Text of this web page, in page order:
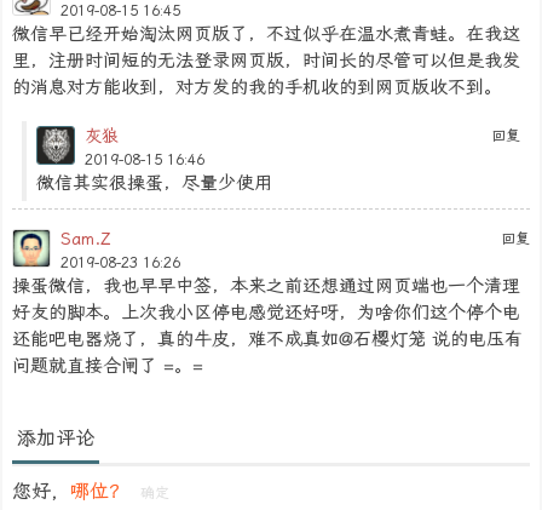
2019-08-15 16:45
微信早已经开始淘汰网页版了，不过似乎在温水煮青蛙。在我这
里，注册时间短的无法登录网页版，时间长的尽管可以但是我发
的消息对方能收到，对方发的我的手机收的到网页版收不到。
回复
灰狼
2019-08-15 16:46
微信其实很操蛋，尽量少使用
回复
Sam.Z
2019-08-23 16:26
操蛋微信，我也早早中签，本来之前还想通过网页端也一个清理
好友的脚本。上次我小区停电感觉还好呀，为啥你们这个停个电
还能吧电器烧了，真的牛皮，难不成真如@石樱灯笼 说的电压有
问题就直接合闸了 =。=
添加评论
您好， 哪位？ 确定